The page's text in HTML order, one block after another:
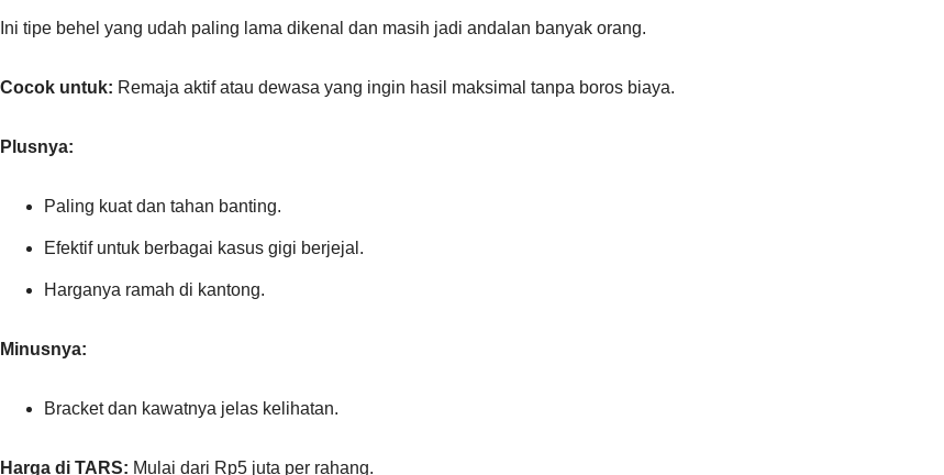
Ini tipe behel yang udah paling lama dikenal dan masih jadi andalan banyak orang.
Cocok untuk: Remaja aktif atau dewasa yang ingin hasil maksimal tanpa boros biaya.
Plusnya:
Paling kuat dan tahan banting.
Efektif untuk berbagai kasus gigi berjejal.
Harganya ramah di kantong.
Minusnya:
Bracket dan kawatnya jelas kelihatan.
Harga di TARS: Mulai dari Rp5 juta per rahang.